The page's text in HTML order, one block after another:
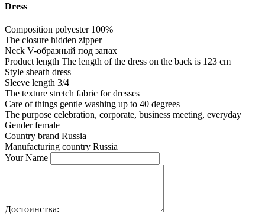
Dress
Composition polyester 100%
The closure hidden zipper
Neck V-образный под запах
Product length The length of the dress on the back is 123 cm
Style sheath dress
Sleeve length 3/4
The texture stretch fabric for dresses
Care of things gentle washing up to 40 degrees
The purpose celebration, corporate, business meeting, everyday
Gender female
Country brand Russia
Manufacturing country Russia
Your Name
Достоинства: